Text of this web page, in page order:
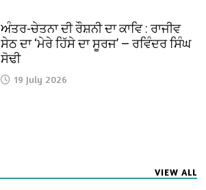
ਅੰਤਰ-ਚੇਤਨਾ ਦੀ ਰੌਸ਼ਨੀ ਦਾ ਕਾਵਿ : ਰਾਜੀਵ
ਸੇਠ ਦਾ ‘ਮੇਰੇ ਹਿੱਸੇ ਦਾ ਸੂਰਜ’ — ਰਵਿੰਦਰ ਸਿੰਘ
ਸੋਢੀ
19 July 2026
VIEW ALL